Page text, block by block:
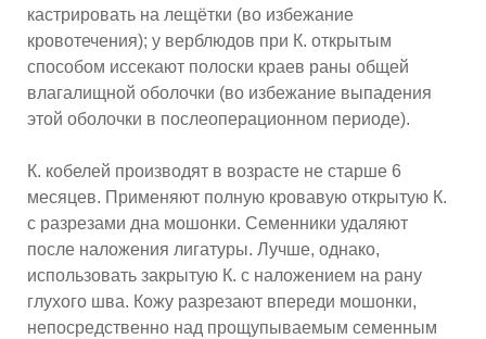
кастрировать на лещётки (во избежание
кровотечения); у верблюдов при К. открытым
способом иссекают полоски краев раны общей
влагалищной оболочки (во избежание выпадения
этой оболочки в послеоперационном периоде).
К. кобелей производят в возрасте не старше 6
месяцев. Применяют полную кровавую открытую К.
с разрезами дна мошонки. Семенники удаляют
после наложения лигатуры. Лучше, однако,
использовать закрытую К. с наложением на рану
глухого шва. Кожу разрезают впереди мошонки,
непосредственно над прощупываемым семенным